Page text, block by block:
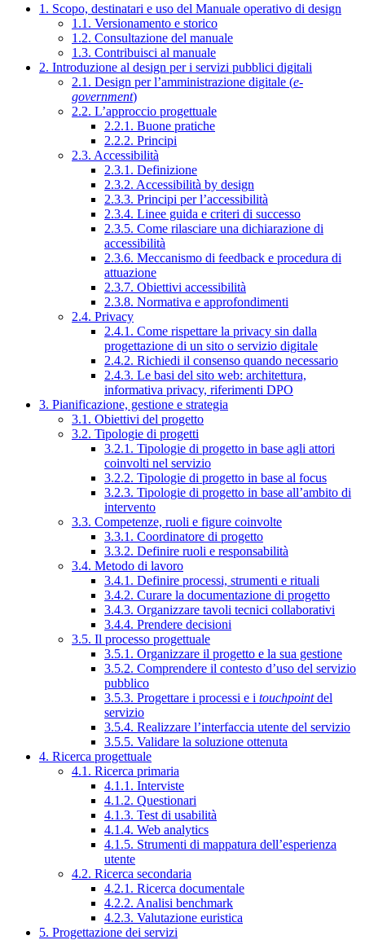
1. Scopo, destinatari e uso del Manuale operativo di design
1.1. Versionamento e storico
1.2. Consultazione del manuale
1.3. Contribuisci al manuale
2. Introduzione al design per i servizi pubblici digitali
2.1. Design per l’amministrazione digitale (e-
government)
2.2. L’approccio progettuale
2.2.1. Buone pratiche
2.2.2. Principi
2.3. Accessibilità
2.3.1. Definizione
2.3.2. Accessibilità by design
2.3.3. Principi per l’accessibilità
2.3.4. Linee guida e criteri di successo
2.3.5. Come rilasciare una dichiarazione di
accessibilità
2.3.6. Meccanismo di feedback e procedura di
attuazione
2.3.7. Obiettivi accessibilità
2.3.8. Normativa e approfondimenti
2.4. Privacy
2.4.1. Come rispettare la privacy sin dalla
progettazione di un sito o servizio digitale
2.4.2. Richiedi il consenso quando necessario
2.4.3. Le basi del sito web: architettura,
informativa privacy, riferimenti DPO
3. Pianificazione, gestione e strategia
3.1. Obiettivi del progetto
3.2. Tipologie di progetti
3.2.1. Tipologie di progetto in base agli attori
coinvolti nel servizio
3.2.2. Tipologie di progetto in base al focus
3.2.3. Tipologie di progetto in base all’ambito di
intervento
3.3. Competenze, ruoli e figure coinvolte
3.3.1. Coordinatore di progetto
3.3.2. Definire ruoli e responsabilità
3.4. Metodo di lavoro
3.4.1. Definire processi, strumenti e rituali
3.4.2. Curare la documentazione di progetto
3.4.3. Organizzare tavoli tecnici collaborativi
3.4.4. Prendere decisioni
3.5. Il processo progettuale
3.5.1. Organizzare il progetto e la sua gestione
3.5.2. Comprendere il contesto d’uso del servizio
pubblico
3.5.3. Progettare i processi e i touchpointdel
servizio
3.5.4. Realizzare l’interfaccia utente del servizio
3.5.5. Validare la soluzione ottenuta
4. Ricerca progettuale
4.1. Ricerca primaria
4.1.1. Interviste
4.1.2. Questionari
4.1.3. Test di usabilità
4.1.4. Web analytics
4.1.5. Strumenti di mappatura dell’esperienza
utente
4.2. Ricerca secondaria
4.2.1. Ricerca documentale
4.2.2. Analisi benchmark
4.2.3. Valutazione euristica
5. Progettazione dei servizi